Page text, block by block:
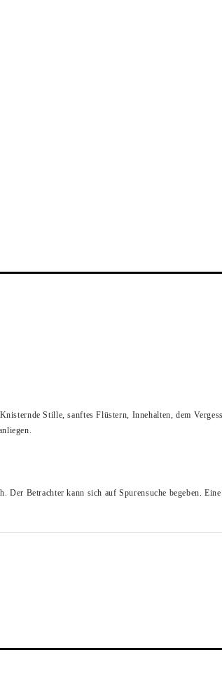
Stille, sanftes Flüstern, Innehalten, dem
Betrachter kann sich auf Spurensuche begeben.